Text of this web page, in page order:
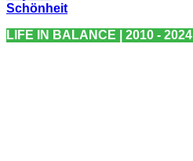
Schönheit
LIFE IN BALANCE | 2010 - 2024